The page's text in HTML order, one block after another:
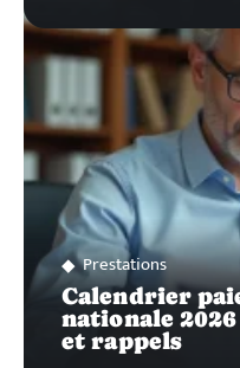
Prestations
Calendrier
nationale
et rappels